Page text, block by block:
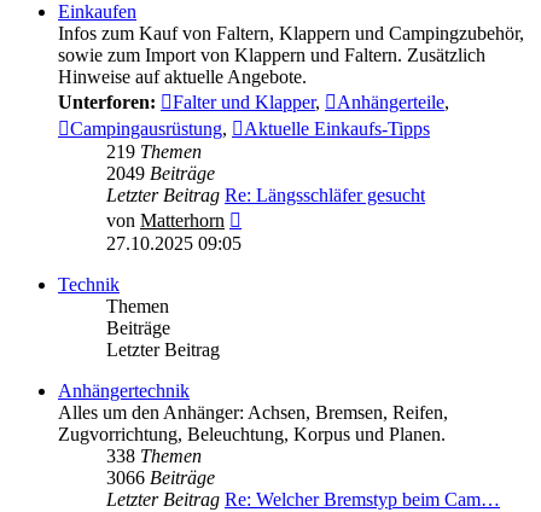
Einkaufen
Infos zum Kauf von Faltern, Klappern und Campingzubehör,
sowie zum Import von Klappern und Faltern. Zusätzlich
Hinweise auf aktuelle Angebote.
Unterforen:
Falter und Klapper, Anhängerteile,
Campingausrüstung,
Aktuelle Einkaufs-Tipps
219 Themen
2049 Beiträge
Letzter Beitrag Re: Längsschläfer gesucht
von Matterhorn
27.10.2025 09:05
Technik
Themen
Beiträge
Letzter Beitrag
Anhängertechnik
Alles um den Anhänger: Achsen, Bremsen, Reifen,
Zugvorrichtung, Beleuchtung, Korpus und Planen.
338 Themen
3066 Beiträge
Letzter Beitrag Re: Welcher Bremstyp beim Cam…